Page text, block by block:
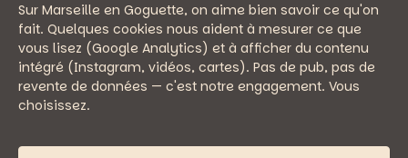
Sur Marseille en Goguette, on aime bien savoir ce qu'on
fait. Quelques cookies nous aident à mesurer ce que
vous lisez (Google Analytics) et à afficher du contenu
intégré (Instagram, vidéos, cartes). Pas de pub, pas de
revente de données — c'est notre engagement. Vous
choisissez.
— PRATIQUE
Newsletter